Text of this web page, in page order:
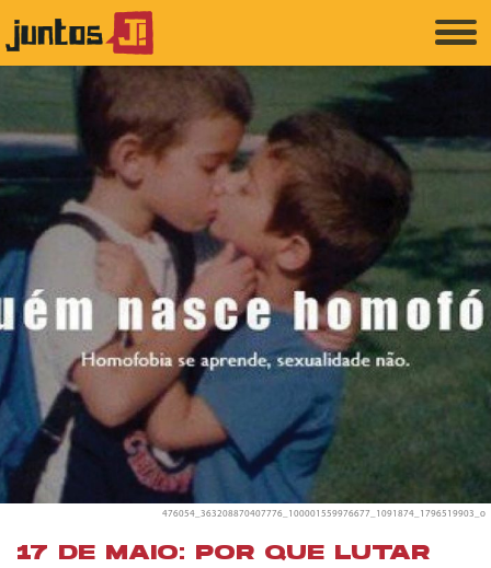
476054_363208870407776_100001559976677_1091874_1796519903_o
17 DE MAIO: POR QUE LUTAR